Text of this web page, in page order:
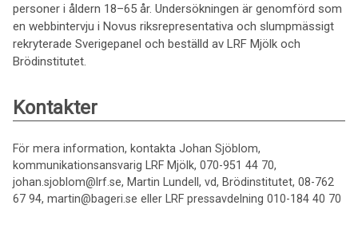
personer i åldern 18–65 år. Undersökningen är genomförd som
en webbintervju i Novus riksrepresentativa och slumpmässigt
rekryterade Sverigepanel och beställd av LRF Mjölk och
Brödinstitutet.
Kontakter
För mera information, kontakta Johan Sjöblom,
kommunikationsansvarig LRF Mjölk, 070-951 44 70,
johan.sjoblom@lrf.se, Martin Lundell, vd, Brödinstitutet, 08-762
67 94, martin@bageri.se eller LRF pressavdelning 010-184 40 70